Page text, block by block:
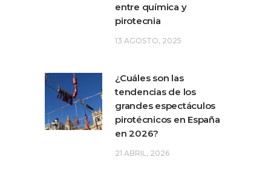
entre química y
pirotecnia
13 AGOSTO, 2025
¿Cuáles son las
tendencias de los
grandes espectáculos
pirotécnicos en España
en 2026?
21 ABRIL, 2026